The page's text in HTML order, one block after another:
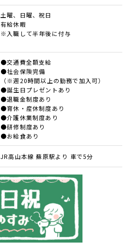
土曜、日曜、祝日
有給休暇
※入職して半年後に付与
●交通費全額支給
●社会保険完備
（※週20時間以上の勤務で加入可）
●誕生日プレゼントあり
●退職金制度あり
●育休・産休制度あり
●介護休業制度あり
●研修制度あり
●お給食あり
JR高山本線 蘇原駅より 車で5分